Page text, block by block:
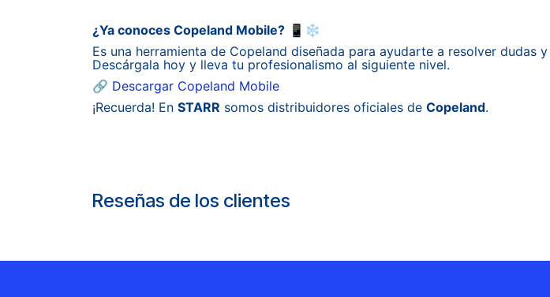
¿Ya conoces Copeland Mobile? 📱❄️
Es una herramienta de Copeland diseñada para ayudarte a resolver
Descárgala hoy y lleva tu profesionalismo al siguiente nivel.
🔗 Descargar Copeland Mobile
¡Recuerda! En STARR somos distribuidores oficiales de Copeland.
Reseñas de los clientes